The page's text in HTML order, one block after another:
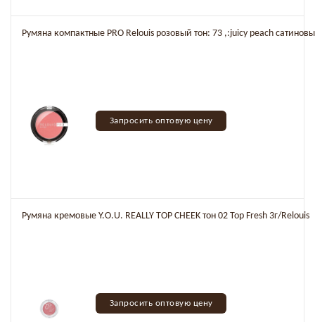
Румяна компактные PRO Relouis розовый тон: 73 ,:juicy peach
Запросить оптовую цену
Румяна кремовые Y.O.U. REALLY TOP CHEEK тон 02 Top Fresh 3г/Relouis
Запросить оптовую цену